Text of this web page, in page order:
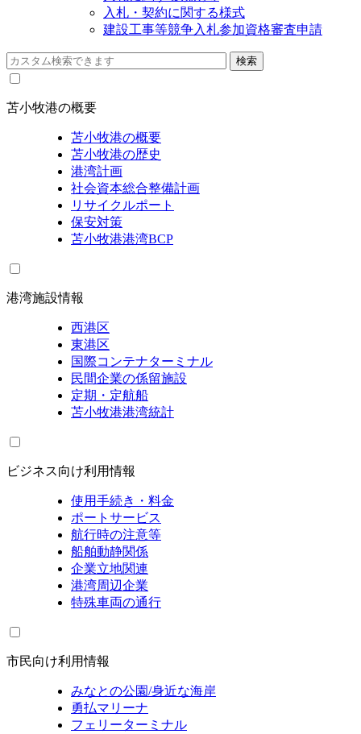
入札・契約に関する様式
建設工事等競争入札参加資格審査申請
苫小牧港の概要
苫小牧港の概要
苫小牧港の歴史
港湾計画
社会資本総合整備計画
リサイクルポート
保安対策
苫小牧港港湾BCP
港湾施設情報
西港区
東港区
国際コンテナターミナル
民間企業の係留施設
定期・定航船
苫小牧港港湾統計
ビジネス向け利用情報
使用手続き・料金
ポートサービス
航行時の注意等
船舶動静関係
企業立地関連
港湾周辺企業
特殊車両の通行
市民向け利用情報
みなとの公園/身近な海岸
勇払マリーナ
フェリーターミナル